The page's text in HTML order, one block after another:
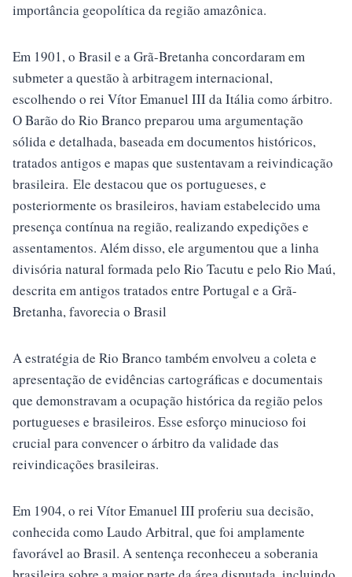
importância geopolítica da região amazônica.
Em 1901, o Brasil e a Grã-Bretanha concordaram em
submeter a questão à arbitragem internacional,
escolhendo o rei Vítor Emanuel III da Itália como árbitro.
O Barão do Rio Branco preparou uma argumentação
sólida e detalhada, baseada em documentos históricos,
tratados antigos e mapas que sustentavam a reivindicação
brasileira. Ele destacou que os portugueses, e
posteriormente os brasileiros, haviam estabelecido uma
presença contínua na região, realizando expedições e
assentamentos. Além disso, ele argumentou que a linha
divisória natural formada pelo Rio Tacutu e pelo Rio Maú,
descrita em antigos tratados entre Portugal e a Grã-
Bretanha, favorecia o Brasil
A estratégia de Rio Branco também envolveu a coleta e
apresentação de evidências cartográficas e documentais
que demonstravam a ocupação histórica da região pelos
portugueses e brasileiros. Esse esforço minucioso foi
crucial para convencer o árbitro da validade das
reivindicações brasileiras.
Em 1904, o rei Vítor Emanuel III proferiu sua decisão,
conhecida como Laudo Arbitral, que foi amplamente
favorável ao Brasil. A sentença reconheceu a soberania